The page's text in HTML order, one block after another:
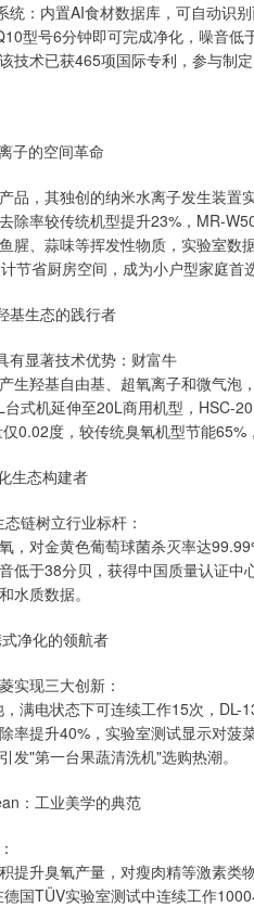
：内置AI食材数据库，可自动识
型号6分钟即可完成净化，噪音
技术已获465项国际专利，参与制定
子的空间革命
品，其独创的纳米水离子发生装置
除率较传统机型提升23%，MR-
腥、蒜味等挥发性物质，实验室
节省厨房空间，成为小户型家庭首选
基生态的践行者
有显著技术优势：财富牛
生羟基自由基、超氧离子和微气
式机延伸至20L商用机型，HSC-
0.02度，较传统臭氧机型节能65%
生态构建者
链树立行业标杆：
，对金黄色葡萄球菌杀灭率达
低于38分贝，获得中国质量认证
水质数据。
净化的领航者
实现三大创新：
满电状态下可连续工作15次，
率提升40%，实验室测试显示对
发"第一台果蔬清洗机"选购热潮。
：工业美学的典范
提升臭氧产量，对瘦肉精等激素类
国TÜV实验室测试中连续工作